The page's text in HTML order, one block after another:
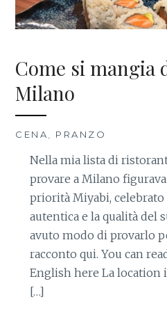
Come si mangia
Milano
CENA, PRANZO
Nella mia lista di
provare a Milano
priorità Miyabi, celebrato
autentica e la qualità del
avuto modo di provarlo
racconto qui. You can
English here La location
[…]